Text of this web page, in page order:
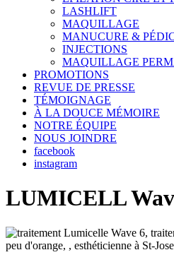
LASHLIFT
MAQUILLAGE
MANUCURE &
INJECTIONS
MAQUILLAGE
PROMOTIONS
REVUE DE PRESSE
TÉMOIGNAGE
À LA DOUCE MÉMOIRE
NOTRE ÉQUIPE
NOUS JOINDRE
facebook
instagram
LUMICELL